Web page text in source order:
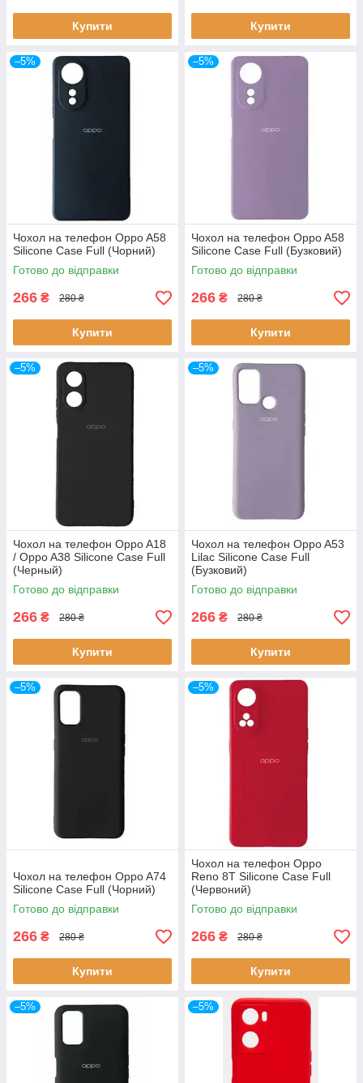
Купити Купити
–5%
Чохол на телефон Oppo A58
Silicone Case Full (Чорний)
Готово до відправки
266 ₴ 280 ₴
Купити
–5%
Чохол на телефон Oppo A58
Silicone Case Full (Бузковий)
Готово до відправки
266 ₴ 280 ₴
Купити
–5%
Чохол на телефон Oppo A18
/ Oppo A38 Silicone Case Full
(Черный)
Готово до відправки
266 ₴ 280 ₴
Купити
–5%
Чохол на телефон Oppo A53
Lilac Silicone Case Full
(Бузковий)
Готово до відправки
266 ₴ 280 ₴
Купити
–5%
Чохол на телефон Oppo A74
Silicone Case Full (Чорний)
Готово до відправки
266 ₴ 280 ₴
Купити
–5%
Чохол на телефон Oppo
Reno 8T Silicone Case Full
(Червоний)
Готово до відправки
266 ₴ 280 ₴
Купити
–5% –5%